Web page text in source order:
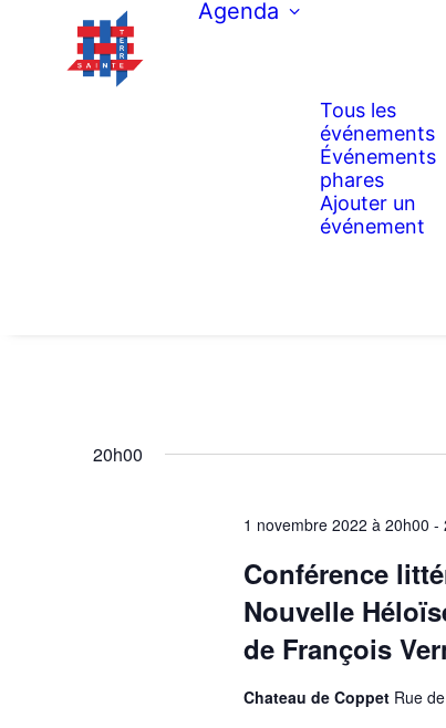
Agenda
Tous les
événements
Événements
phares
Ajouter un
événement
20h00
1 novembre 2022 à 20h00 -
Conférence
Nouvelle
de François
Chateau de Coppet Rue